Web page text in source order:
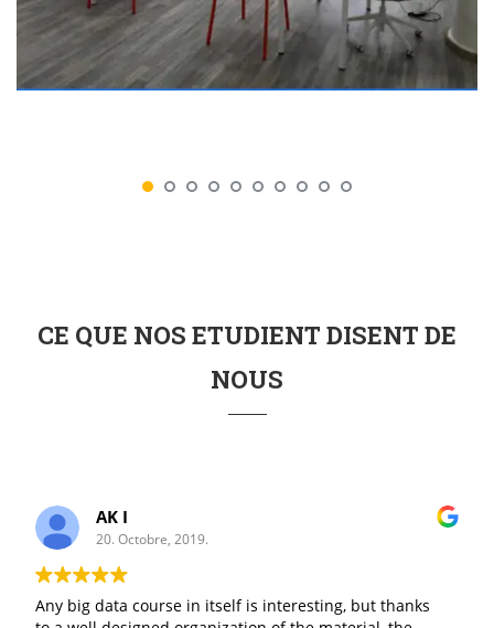
CE QUE NOS ETUDIENT DISENT DE
NOUS
AK I
20. Octobre, 2019.
Any big data course in itself is interesting, but thanks